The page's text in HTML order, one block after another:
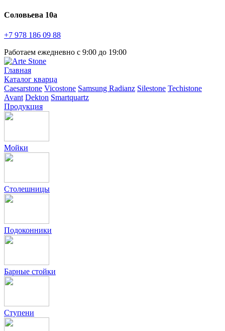
Соловьева 10а
+7 978 186 09 88
Работаем ежедневно с 9:00 до 19:00
Главная
Каталог кварца
Caesarstone Vicostone Samsung Radianz Silestone Techistone
Avant Dekton Smartquartz
Продукция
Мойки
Столешницы
Подоконники
Барные стойки
Ступени